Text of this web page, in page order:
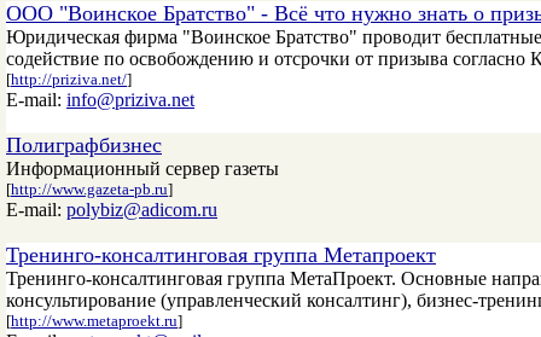
ООО "Воинское Братство" - Всё что нужно знать о
Юридическая фирма "Воинское Братство" проводит
содействие по освобождению и отсрочки от призыва
[http://priziva.net/]
E-mail: info@priziva.net
Полиграфбизнес
Информационный сервер газеты
[http://www.gazeta-pb.ru]
E-mail: polybiz@adicom.ru
Тренинго-консалтинговая группа Метапроект
Тренинго-консалтинговая группа МетаПроект. Основные
консультирование (управленческий консалтинг), бизнес-
[http://www.metaproekt.ru]